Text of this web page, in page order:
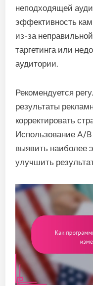
неподходящей
эффективность
из-за
таргетинга или
аудитории.
Рекомендуется
результаты
корректировать
Использование A/
выявить наиболее
улучшить